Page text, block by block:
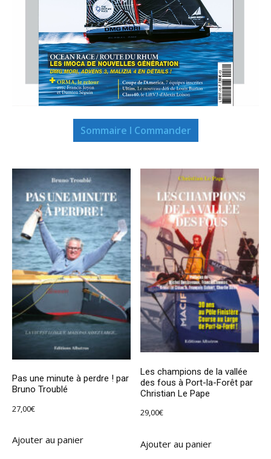
Sommaire I Commander
Pas une minute à perdre ! par
Bruno Troublé
27,00€
Ajouter au panier
Les champions de la vallée
des fous à Port-la-Forêt par
Christian Le Pape
29,00€
Ajouter au panier